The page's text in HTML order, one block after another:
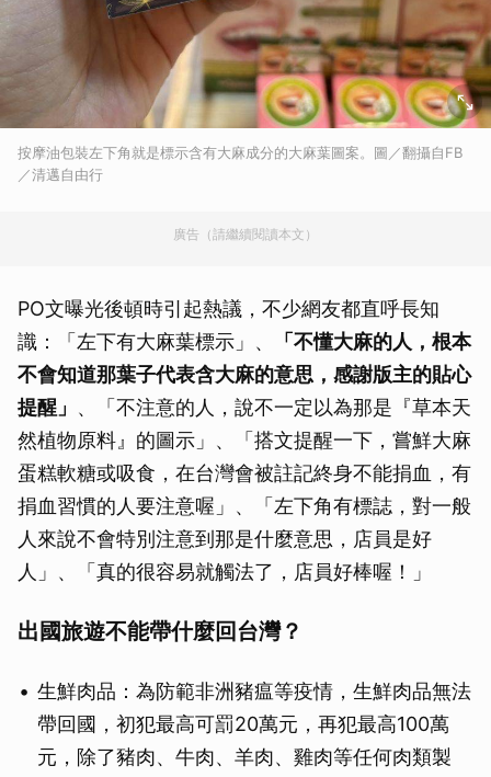
按摩油包裝左下角就是標示含有大麻成分的大麻葉圖案。圖／翻攝自FB
／清邁自由行
廣告（請繼續閱讀本文）
PO文曝光後頓時引起熱議，不少網友都直呼長知
識：「左下有大麻葉標示」、
「不懂大麻的人，根本
不會知道那葉子代表含大麻的意思，感謝版主的貼心
提醒」 、「不注意的人，說不一定以為那是『草本天
然植物原料』的圖示」、「搭文提醒一下，嘗鮮大麻
蛋糕軟糖或吸食，在台灣會被註記終身不能捐血，有
捐血習慣的人要注意喔」、「左下角有標誌，對一般
人來說不會特別注意到那是什麼意思，店員是好
人」、「真的很容易就觸法了，店員好棒喔！」
出國旅遊不能帶什麼回台灣？
生鮮肉品：為防範非洲豬瘟等疫情，生鮮肉品無法
帶回國，初犯最高可罰20萬元，再犯最高100萬
元，除了豬肉、牛肉、羊肉、雞肉等任何肉類製